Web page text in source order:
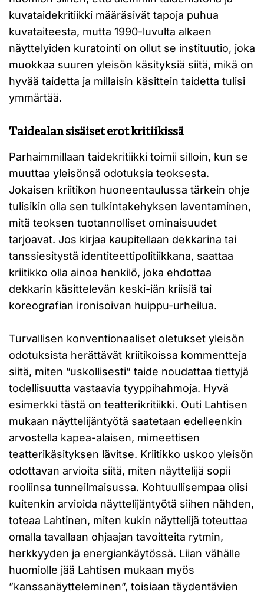
kuvataidekritiikki määräsivät tapoja puhua
kuvataiteesta, mutta 1990-luvulta alkaen
näyttelyiden kuratointi on ollut se instituutio, joka
muokkaa suuren yleisön käsityksiä siitä, mikä on
hyvää taidetta ja millaisin käsittein taidetta tulisi
ymmärtää.
Taidealan sisäiset erot kritiikissä
Parhaimmillaan taidekritiikki toimii silloin, kun se
muuttaa yleisönsä odotuksia teoksesta.
Jokaisen kriitikon huoneentaulussa tärkein ohje
tulisikin olla sen tulkintakehyksen laventaminen,
mitä teoksen tuotannolliset ominaisuudet
tarjoavat. Jos kirjaa kaupitellaan dekkarina tai
tanssiesitystä identiteettipolitiikkana, saattaa
kriitikko olla ainoa henkilö, joka ehdottaa
dekkarin käsittelevän keski-iän kriisiä tai
koreografian ironisoivan huippu-urheilua.
Turvallisen konventionaaliset oletukset yleisön
odotuksista herättävät kriitikoissa kommentteja
siitä, miten ”uskollisesti” taide noudattaa tiettyjä
todellisuutta vastaavia tyyppihahmoja. Hyvä
esimerkki tästä on teatterikritiikki. Outi Lahtisen
mukaan näyttelijäntyötä saatetaan edelleenkin
arvostella kapea-alaisen, mimeettisen
teatterikäsityksen lävitse. Kriitikko uskoo yleisön
odottavan arvioita siitä, miten näyttelijä sopii
rooliinsa tunneilmaisussa. Kohtuullisempaa olisi
kuitenkin arvioida näyttelijäntyötä siihen nähden,
toteaa Lahtinen, miten kukin näyttelijä toteuttaa
omalla tavallaan ohjaajan tavoitteita rytmin,
herkkyyden ja energiankäytössä. Liian vähälle
huomiolle jää Lahtisen mukaan myös
”kanssanäytteleminen”, toisiaan täydentävien